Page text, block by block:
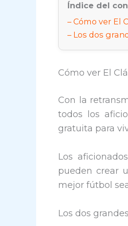
Índice del
Cómo ver El
Los dos
Cómo ver El
Con la
todos los
gratuita para
Los
pueden crear
mejor fútbol
Los dos